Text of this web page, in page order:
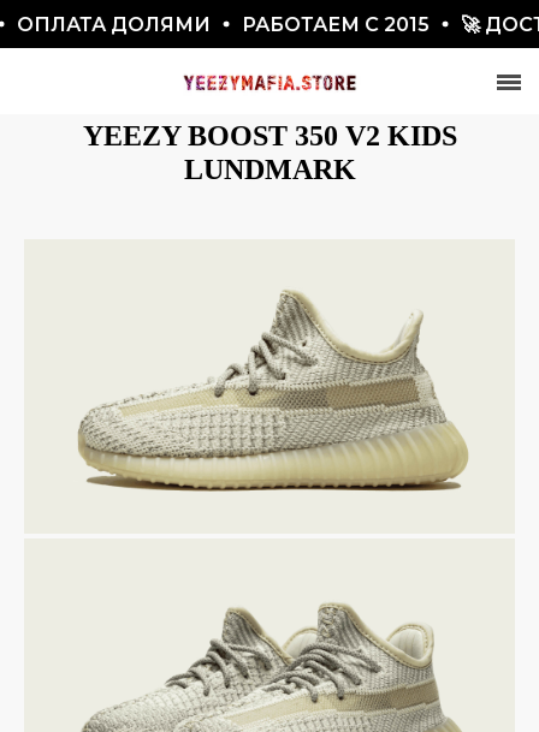
ДОЛЯМИ РАБОТАЕМ С 2015 🚀
YEEZY BOOST 350 V2 KIDS
LUNDMARK